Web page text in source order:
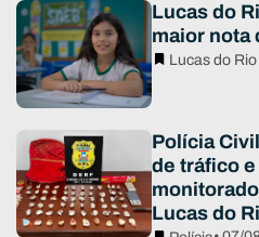
Lucas do
maior nota
Lucas do
Polícia
de tráfico
Lucas do